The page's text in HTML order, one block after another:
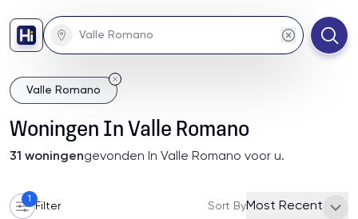
Valle Romano
Woningen In Valle Romano
31 woningengevonden In Valle Romano voor u.
1
Filter Sort ByMost Recent